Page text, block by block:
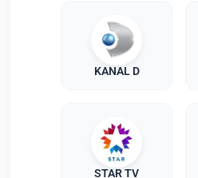
KANAL D
STAR TV